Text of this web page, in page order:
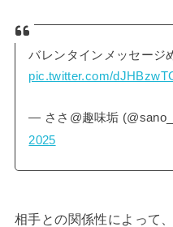
バレンタインメッセージ
pic.twitter.com/
— ささ@趣味垢
2025
相手との関係性によって